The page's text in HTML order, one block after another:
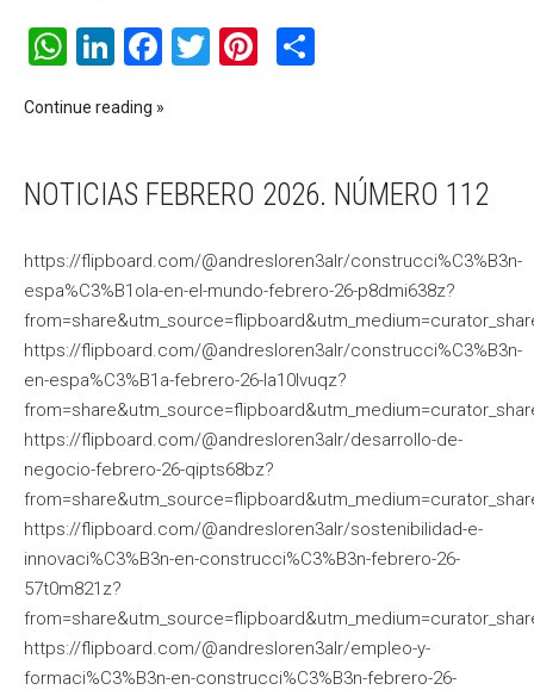
WhatsApp
LinkedIn
Facebook
TwitterPinterest
Continue reading
NOTICIAS FEBRERO 2026. NÚMERO 112
https://flipboard.com/@andresloren3alr/construcci%C3%B3n-
espa%C3%B1ola-en-el-mundo-febrero-26-p8dmi638z?
https://flipboard.com/@andresloren3alr/construcci%C3%B3n-
en-espa%C3%B1a-febrero-26-la10lvuqz?
https://flipboard.com/@andresloren3alr/desarrollo-de-
negocio-febrero-26-qipts68bz?
https://flipboard.com/@andresloren3alr/sostenibilidad-e-
innovaci%C3%B3n-en-construcci%C3%B3n-febrero-26-
57t0m821z?
https://flipboard.com/@andresloren3alr/empleo-y-
formaci%C3%B3n-en-construcci%C3%B3n-febrero-26-